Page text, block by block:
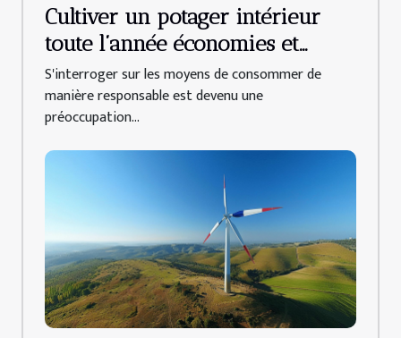
Cultiver un potager intérieur
toute l’année économies et
bienfaits d’une alimentation
durable
S'interroger sur les moyens de consommer de
manière responsable est devenu une
préoccupation...